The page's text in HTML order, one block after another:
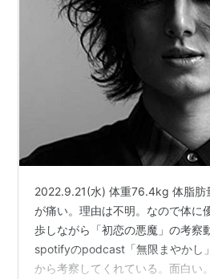
2022.9.21(水) 体重76.4kg 体脂肪
が痛い。理由は不明。なので体に
歩しながら「初恋の悪魔」の考察
spotifyのpodcast「無限まやかし
から考察してくれている。面白い